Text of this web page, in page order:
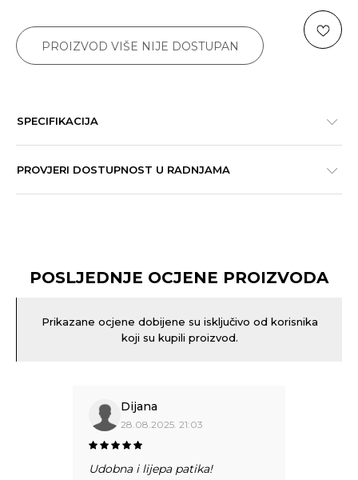
PROIZVOD VIŠE NIJE DOSTUPAN
SPECIFIKACIJA
PROVJERI DOSTUPNOST U RADNJAMA
POSLJEDNJE OCJENE PROIZVODA
Prikazane ocjene dobijene su isključivo od korisnika
koji su kupili proizvod.
Dijana
28.08.2025. 21:03
Udobna i lijepa patika!